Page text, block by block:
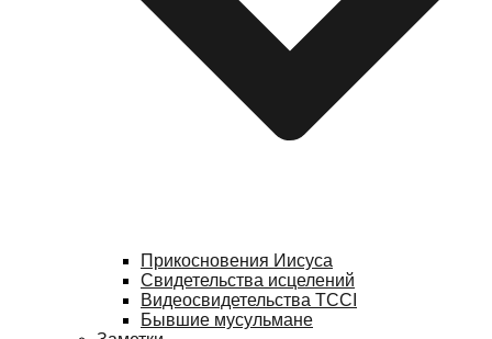
Прикосновения Иисуса
Свидетельства исцелений
Видеосвидетельства TCCI
Бывшие мусульмане